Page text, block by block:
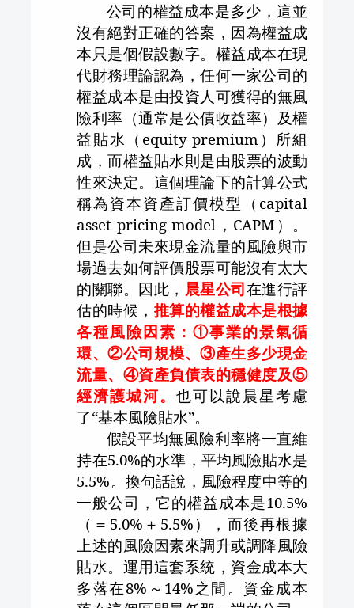
公司的權益成本是多少，這並
沒有絕對正確的答案，因為權益成
本只是個假設數字。權益成本在現
代財務理論認為，任何一家公司的
權益成本是由投資人可獲得的無風
險利率（通常是公債收益率）及權
益貼水（ equity premium ）所組
成，而權益貼水則是由股票的波動
性來決定。這個理論下的計算公式
稱為資本資產訂價模型（ capital
asset pricing model ， CAPM ）。
但是公司未來現金流量的風險與市
場過去如何評價股票可能沒有太大
的關聯。因此， 晨星公司在進行評
估的時候， 推算的權益成本是根據
各種風險因素：①事業的景氣循
環、②公司規模、③產生多少現金
流量、④資產負債表的穩健度及⑤
經濟護城河。也可以說晨星考慮
了“基本風險貼水”。
假設平均無風險利率將一直維
持在5.0%的水準，平均風險貼水是
5.5%。換句話說，風險程度中等的
一般公司，它的權益成本是10.5%
（＝ 5.0% ＋ 5.5% ），而後再根據
上述的風險因素來調升或調降風險
貼水。運用這套系統，資金成本大
多落在8% ～ 14% 之間。資金成本